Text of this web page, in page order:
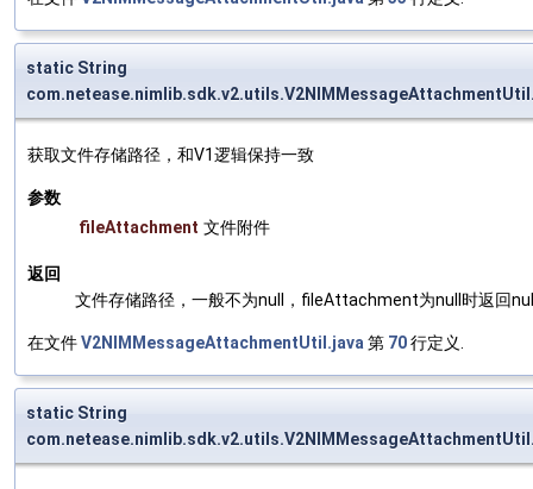
static String
获取文件存储路径，和V1逻辑保持一致
参数
fileAttachment 文件附件
返回
文件存储路径，一般不为null，fileAttachment为null时返回
在文件V2NIMMessageAttachmentUtil.java第 70行定义.
static String